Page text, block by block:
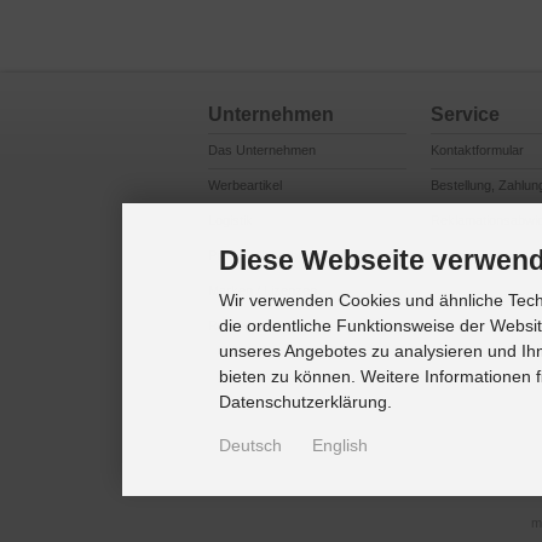
Unternehmen
Das Unternehmen
Werbeartikel
Produktsicherheit
Referenzkunden
Service
Kontaktformular
Bestellung,
Cookie
Diese Webseite
Wir verwenden Cookies und ähnliche
die ordentliche Funktionsweise der
unseres Angebotes zu analysieren und
bieten zu können. Weitere Informationen
Datenschutzerklärung.
Deutsch English